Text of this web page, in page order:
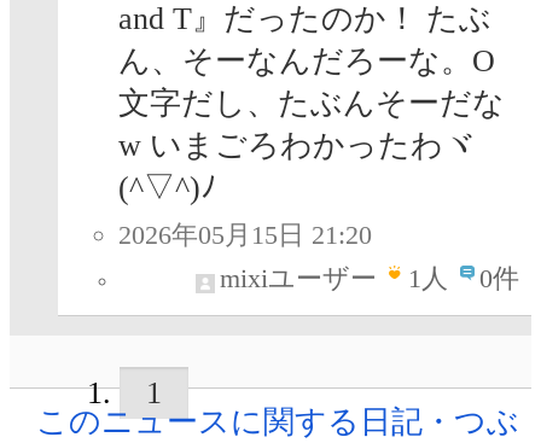
and T』だったのか！ たぶ
ん、そーなんだろーな。O
文字だし、たぶんそーだな
w いまごろわかったわヾ
(^▽^)ﾉ
2026年05月15日 21:20
mixiユーザー
1人 0件
1
このニュースに関する日記・つぶ